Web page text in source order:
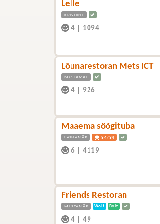
Lelle
KRISTIINE
4 1094
Lõunarestoran Mets ICT
MUSTAMÄE
4 926
Maaema söögituba
LASNAMÄE 84/34
6 4119
Friends Restoran
MUSTAMÄE Wolt Bolt
4 49